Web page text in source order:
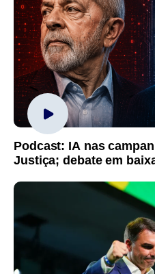
Podcast: IA nas
Justiça; debate em